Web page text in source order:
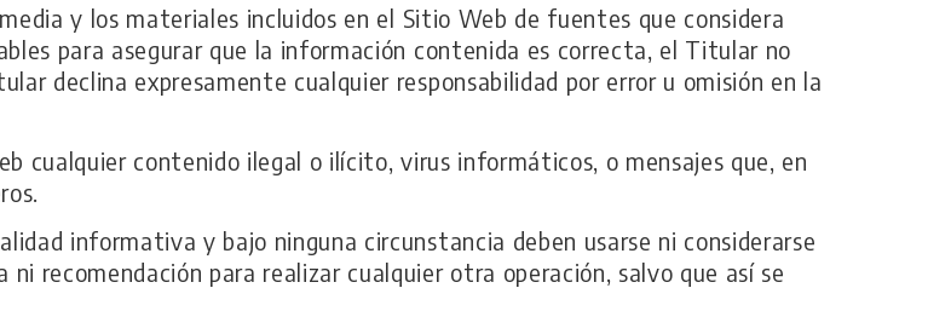
y los materiales incluidos en el Sitio Web de fuentes que considera
para asegurar que la información contenida es correcta, el Titular no
declina expresamente cualquier responsabilidad por error u omisión en la
cualquier contenido ilegal o ilícito, virus informáticos, o mensajes que, en
informativa y bajo ninguna circunstancia deben usarse ni considerarse
recomendación para realizar cualquier otra operación, salvo que así se